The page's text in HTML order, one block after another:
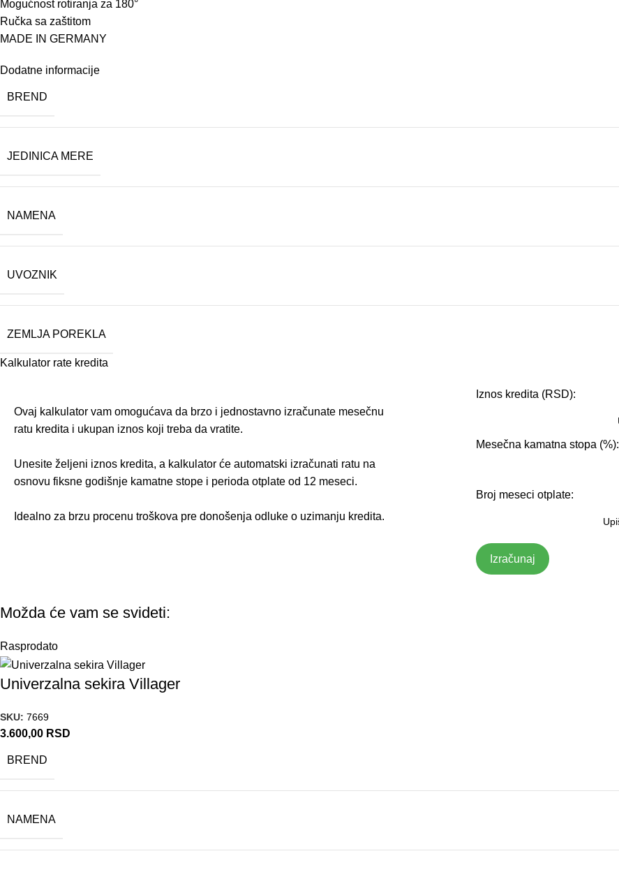
Mogućnost rotiranja za 180°
Ručka sa zaštitom
MADE IN GERMANY
Dodatne informacije
BREND
JEDINICA MERE
NAMENA
UVOZNIK
ZEMLJA POREKLA
Kalkulator rate kredita
Ovaj kalkulator vam omogućava da brzo i jednostavno izračunate mesečnu
ratu kredita i ukupan iznos koji treba da vratite.
Unesite željeni iznos kredita, a kalkulator će automatski izračunati ratu na
osnovu fiksne godišnje kamatne stope i perioda otplate od 12 meseci.
Idealno za brzu procenu troškova pre donošenja odluke o uzimanju kredita.
Iznos kredita (RSD):
Mesečna kamatna stopa (%):
Broj meseci otplate:
Izračunaj
Možda će vam se svideti:
Rasprodato
Univerzalna sekira Villager
SKU: 7669
3.600,00 RSD
BREND
NAMENA